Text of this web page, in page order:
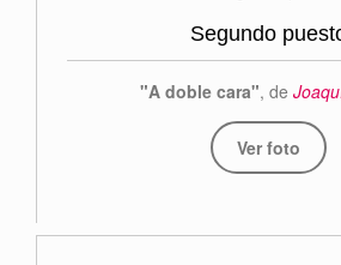
Segundo
"A doble cara", de
Ver foto